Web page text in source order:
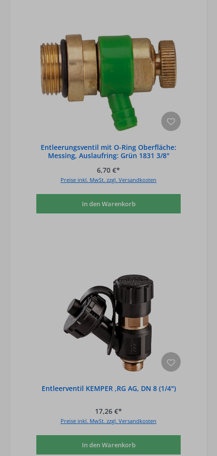
Entleerungsventil mit O-Ring Oberfläche:
Messing, Auslaufring: Grün 1831 3/8"
6,70 €*
Preise inkl. MwSt. zzgl. Versandkosten
In den Warenkorb
Entleerventil KEMPER ,RG AG, DN 8 (1/4")
17,26 €*
Preise inkl. MwSt. zzgl. Versandkosten
In den Warenkorb